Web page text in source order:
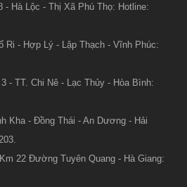
- Hà Lộc - Thị Xã Phú Thọ: Hotline:
Ri - Hợp Lý - Lập Thạch - Vĩnh Phúc:
- TT. Chi Nê - Lạc Thủy - Hòa Bình:
Kha - Đồng Thái - An Dương - Hải
22 Đường Tuyên Quang - Hà Giang: